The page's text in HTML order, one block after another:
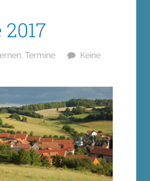
, Termine
Keine